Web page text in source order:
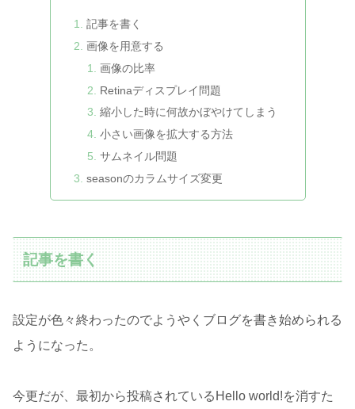
記事を書く
画像を用意する
画像の比率
Retinaディスプレイ問題
縮小した時に何故かぼやけてしまう
小さい画像を拡大する方法
サムネイル問題
seasonのカラムサイズ変更
記事を書く
設定が色々終わったのでようやくブログを書き始められる
ようになった。
今更だが、最初から投稿されているHello world!を消すた